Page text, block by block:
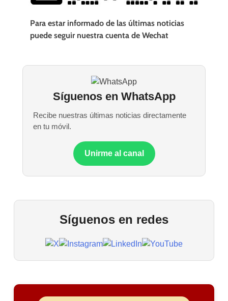
Para estar informado de las últimas noticias
puede seguir nuestra cuenta de Wechat
Síguenos en WhatsApp
Recibe nuestras últimas noticias directamente
en tu móvil.
Unirme al canal
Síguenos en redes